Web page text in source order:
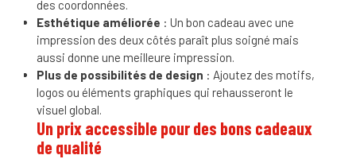
des coordonnées.
Esthétique améliorée : Un bon cadeau avec une
impression des deux côtés paraît plus soigné mais
aussi donne une meilleure impression.
Plus de possibilités de design : Ajoutez des motifs,
logos ou éléments graphiques qui rehausseront le
visuel global.
Un prix accessible pour des bons cadeaux
de qualité